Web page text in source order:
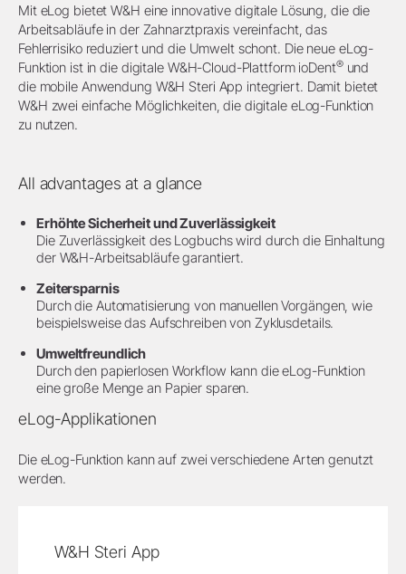
Mit eLog bietet W&H eine innovative digitale Lösung, die die
Arbeitsabläufe in der Zahnarztpraxis vereinfacht, das
Fehlerrisiko reduziert und die Umwelt schont. Die neue eLog-
Funktion ist in die digitale W&H-Cloud-Plattform ioDent®und
die mobile Anwendung W&H Steri App integriert. Damit bietet
W&H zwei einfache Möglichkeiten, die digitale eLog-Funktion
zu nutzen.
All advantages at a glance
Erhöhte Sicherheit und Zuverlässigkeit
Die Zuverlässigkeit des Logbuchs wird durch die Einhaltung
der W&H-Arbeitsabläufe garantiert.
Zeitersparnis
Durch die Automatisierung von manuellen Vorgängen, wie
beispielsweise das Aufschreiben von Zyklusdetails.
Umweltfreundlich
Durch den papierlosen Workflow kann die eLog-Funktion
eine große Menge an Papier sparen.
eLog-Applikationen
Die eLog-Funktion kann auf zwei verschiedene Arten genutzt
werden.
W&H Steri App